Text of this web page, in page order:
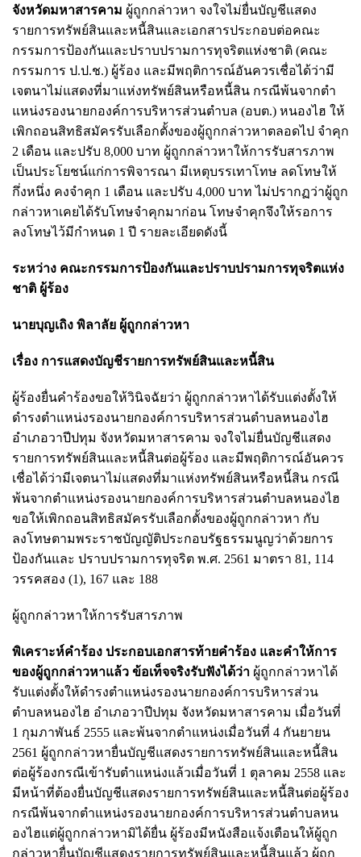
จังหวัดมหาสารคาม ผู้ถูกกล่าวหา จงใจไม่ยื่นบัญชีแสดง
รายการทรัพย์สินและหนี้สินและเอกสารประกอบต่อคณะ
กรรมการป้องกันและปราบปรามการทุจริตแห่งชาติ (คณะ
กรรมการ ป.ป.ช.) ผู้ร้อง และมีพฤติการณ์อันควรเชื่อได้ว่ามี
เจตนาไม่แสดงที่มาแห่งทรัพย์สินหรือหนี้สิน กรณีพ้นจากตํา
แหน่งรองนายกองค์การบริหารส่วนตําบล (อบต.) หนองไฮ ให้
เพิกถอนสิทธิสมัครรับเลือกตั้งของผู้ถูกกล่าวหาตลอดไป จําคุก
2 เดือน และปรับ 8,000 บาท ผู้ถูกกล่าวหาให้การรับสารภาพ
เป็นประโยชน์แก่การพิจารณา มีเหตุบรรเทาโทษ ลดโทษให้
กึ่งหนึ่ง คงจําคุก 1 เดือน และปรับ 4,000 บาท ไม่ปรากฏว่าผู้ถูก
กล่าวหาเคยได้รับโทษจําคุกมาก่อน โทษจําคุกจึงให้รอการ
ลงโทษไว้มีกําหนด 1 ปี รายละเอียดดังนี้
ระหว่าง คณะกรรมการป้องกันและปราบปรามการทุจริตแห่ง
ชาติ ผู้ร้อง
นายบุญเถิง พิลาลัย ผู้ถูกกล่าวหา
เรื่อง การแสดงบัญชีรายการทรัพย์สินและหนี้สิน
ผู้ร้องยื่นคําร้องขอให้วินิจฉัยว่า ผู้ถูกกล่าวหาได้รับแต่งตั้งให้
ดํารงตําแหน่งรองนายกองค์การบริหารส่วนตําบลหนองไฮ
อําเภอวาปีปทุม จังหวัดมหาสารคาม จงใจไม่ยื่นบัญชีแสดง
รายการทรัพย์สินและหนี้สินต่อผู้ร้อง และมีพฤติการณ์อันควร
เชื่อได้ว่ามีเจตนาไม่แสดงที่มาแห่งทรัพย์สินหรือหนี้สิน กรณี
พ้นจากตําแหน่งรองนายกองค์การบริหารส่วนตําบลหนองไฮ
ขอให้เพิกถอนสิทธิสมัครรับเลือกตั้งของผู้ถูกกล่าวหา กับ
ลงโทษตามพระราชบัญญัติประกอบรัฐธรรมนูญว่าด้วยการ
ป้องกันและ ปราบปรามการทุจริต พ.ศ. 2561 มาตรา 81, 114
วรรคสอง (1), 167 และ 188
ผู้ถูกกล่าวหาให้การรับสารภาพ
พิเคราะห์คําร้อง ประกอบเอกสารท้ายคําร้อง และคําให้การ
ของผู้ถูกกล่าวหาแล้ว ข้อเท็จจริงรับฟังได้ว่า ผู้ถูกกล่าวหาได้
รับแต่งตั้งให้ดํารงตําแหน่งรองนายกองค์การบริหารส่วน
ตําบลหนองไฮ อําเภอวาปีปทุม จังหวัดมหาสารคาม เมื่อวันที่
1 กุมภาพันธ์ 2555 และพ้นจากตําแหน่งเมื่อวันที่ 4 กันยายน
2561 ผู้ถูกกล่าวหายื่นบัญชีแสดงรายการทรัพย์สินและหนี้สิน
ต่อผู้ร้องกรณีเข้ารับตําแหน่งแล้วเมื่อวันที่ 1 ตุลาคม 2558 และ
มีหน้าที่ต้องยื่นบัญชีแสดงรายการทรัพย์สินและหนี้สินต่อผู้ร้อง
กรณีพ้นจากตําแหน่งรองนายกองค์การบริหารส่วนตําบลหน
องไฮแต่ผู้ถูกกล่าวหามิได้ยื่น ผู้ร้องมีหนังสือแจ้งเตือนให้ผู้ถูก
กล่าวหายื่นบัญชีแสดงรายการทรัพย์สินและหนี้สินแล้ว ผู้ถูก